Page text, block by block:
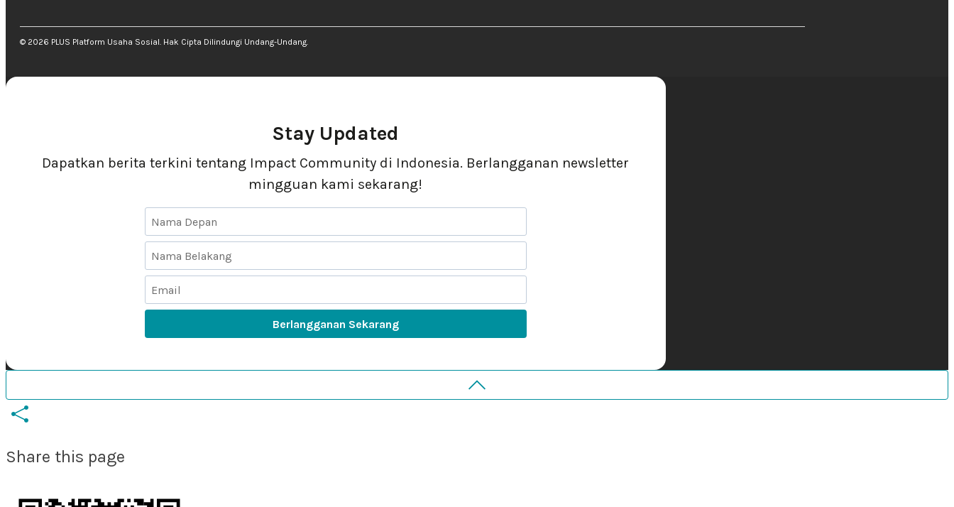
© 2026 PLUS Platform Usaha Sosial. Hak Cipta Dilindungi Undang-Undang.
Stay Updated
Dapatkan berita terkini tentang Impact Community di Indonesia. Berlangganan newsletter
mingguan kami sekarang!
Berlangganan Sekarang
Share this page